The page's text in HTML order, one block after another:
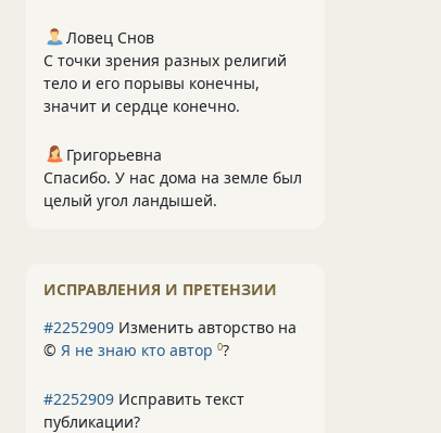
Ловец Снов
С точки зрения разных религий
тело и его порывы конечны,
значит и сердце конечно.
Григорьевна
Спасибо. У нас дома на земле был
целый угол ландышей.
ИСПРАВЛЕНИЯ И ПРЕТЕНЗИИ
#2252909 Изменить авторство на
© Я не знаю кто автор 0?
#2252909 Исправить текст
публикации?